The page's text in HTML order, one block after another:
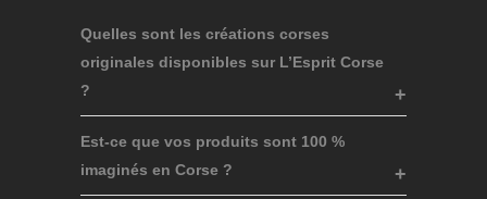
Quelles sont les créations corses
originales disponibles sur L’Esprit Corse
?
Est-ce que vos produits sont 100 %
imaginés en Corse ?